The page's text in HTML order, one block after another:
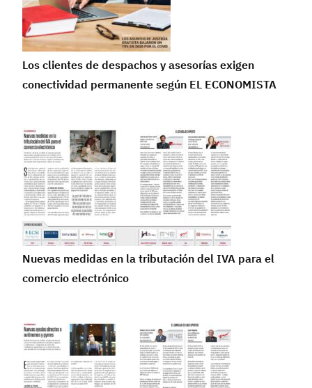
Los clientes de despachos y asesorías exigen
conectividad permanente según EL ECONOMISTA
Nuevas medidas en la tributación del IVA para el
comercio electrónico